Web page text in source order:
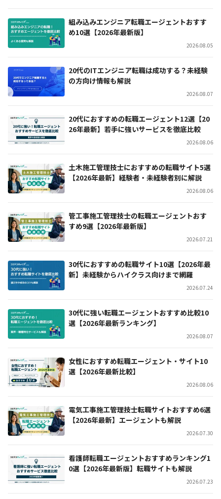
組み込みエンジニア転職エージェントおすす
め10選【2026年最新版】
2026.08.05
20代のITエンジニア転職は成功する？未経験
の方向け情報も解説
2026.08.07
20代におすすめの転職エージェント12選【20
26年最新】若手に強いサービスを徹底比較
2026.08.06
土木施工管理技士におすすめの転職サイト5選
【2026年最新】経験者・未経験者別に解説
2026.08.06
管工事施工管理技士の転職エージェントおす
すめ9選【2026年最新版】
2026.07.21
30代におすすめの転職サイト10選【2026年最
新】未経験からハイクラス向けまで網羅
2026.07.24
30代に強い転職エージェントおすすめ比較10
選【2026年最新ランキング】
2026.08.07
女性におすすめ転職エージェント・サイト10
選【2026年最新比較】
2026.08.06
電気工事施工管理技士転職サイトおすすめ6選
【2026年最新】エージェントも解説
2026.07.30
看護師転職エージェントおすすめランキング1
0選【2026年最新版】転職サイトも解説
2026.07.23